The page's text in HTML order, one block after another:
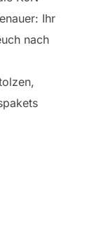
Ihr
nach